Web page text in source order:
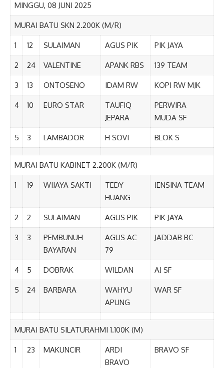
MINGGU, 08 JUNI 2025
MURAI BATU SKN 2.200K (M/R)
1 12 SULAIMAN AGUS PIK PIK JAYA
2 24 VALENTINE APANK RBS 139 TEAM
3 13 ONTOSENO IDAM RW KOPI RW MJK
4 10 EURO STAR
TAUFIQ
JEPARA
PERWIRA
MUDA SF
5 3 LAMBADOR H SOVI BLOK S
MURAI BATU KABINET 2.200K (M/R)
1 19 WIJAYA SAKTI
TEDY
HUANG
JENSINA TEAM
2 2 SULAIMAN AGUS PIK PIK JAYA
3 3
PEMBUNUH
BAYARAN
AGUS AC
79
JADDAB BC
4 5 DOBRAK WILDAN AJ SF
5 24 BARBARA
WAHYU
APUNG
WAR SF
MURAI BATU SILATURAHMI 1.100K (M)
1 23 MAKUNCIR
ARDI
BRAVO
BRAVO SF